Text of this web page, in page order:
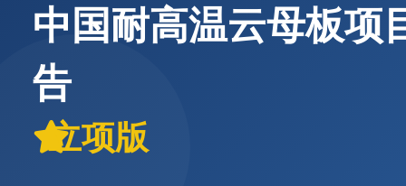
中国耐高温云母板项
告
立项版